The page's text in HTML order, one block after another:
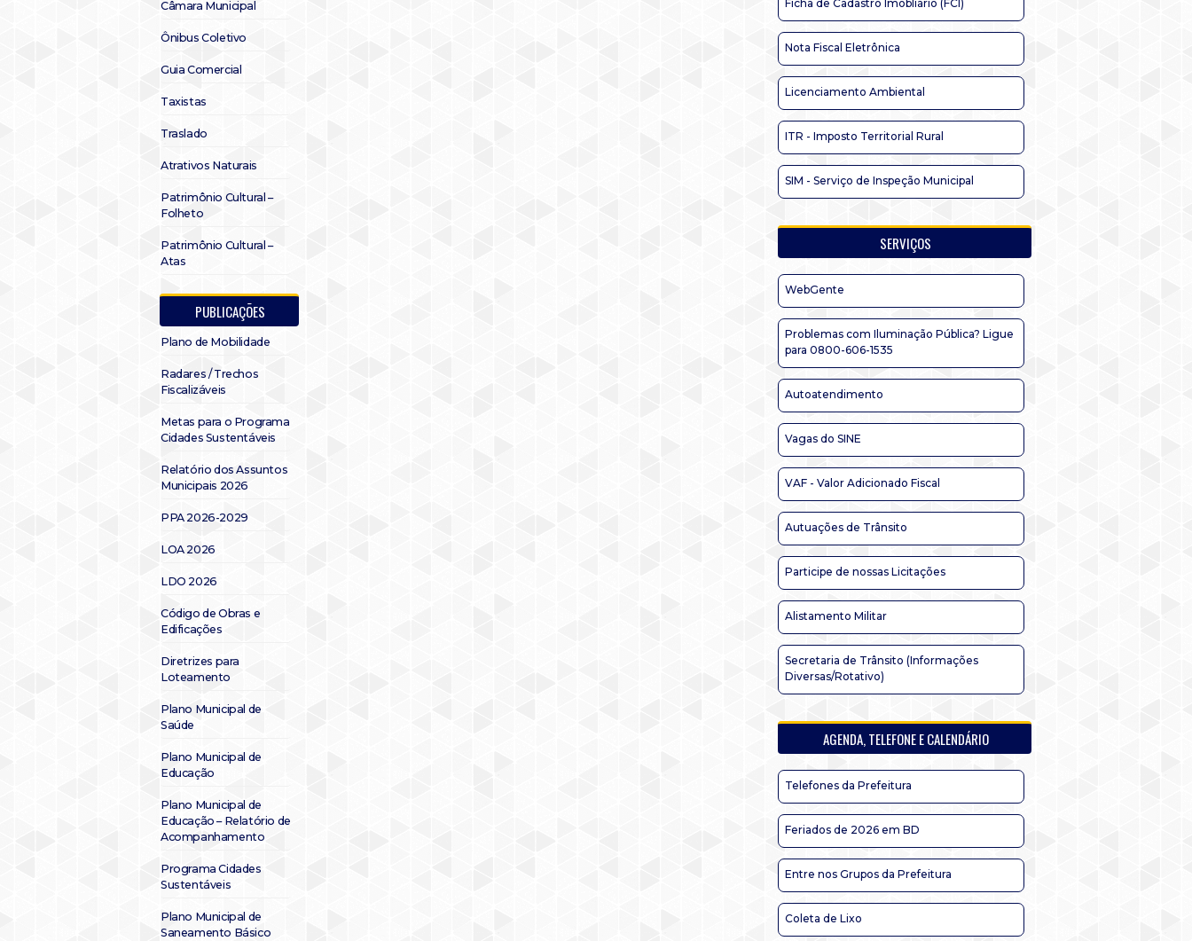
Câmara Municipal
Ônibus Coletivo
Guia Comercial
Taxistas
Traslado
Atrativos Naturais
Patrimônio Cultural –
Folheto
Patrimônio Cultural –
Atas
PUBLICAÇÕES
Plano de Mobilidade
Radares / Trechos
Fiscalizáveis
Metas para o Programa
Cidades Sustentáveis
Relatório dos Assuntos
Municipais 2026
PPA 2026-2029
LOA 2026
LDO 2026
Código de Obras e
Edificações
Diretrizes para
Loteamento
Plano Municipal de
Saúde
Plano Municipal de
Educação
Plano Municipal de
Educação – Relatório de
Acompanhamento
Programa Cidades
Sustentáveis
Plano Municipal de
Saneamento Básico
Ficha de Cadastro Imobliário (FCI)
Nota Fiscal Eletrônica
Licenciamento Ambiental
ITR - Imposto Territorial Rural
SIM - Serviço de Inspeção Municipal
SERVIÇOS
WebGente
Problemas com Iluminação Pública? Ligue
para 0800-606-1535
Autoatendimento
Vagas do SINE
VAF - Valor Adicionado Fiscal
Autuações de Trânsito
Participe de nossas Licitações
Alistamento Militar
Secretaria de Trânsito (Informações
Diversas/Rotativo)
AGENDA, TELEFONE E CALENDÁRIO
Telefones da Prefeitura
Feriados de 2026 em BD
Entre nos Grupos da Prefeitura
Coleta de Lixo